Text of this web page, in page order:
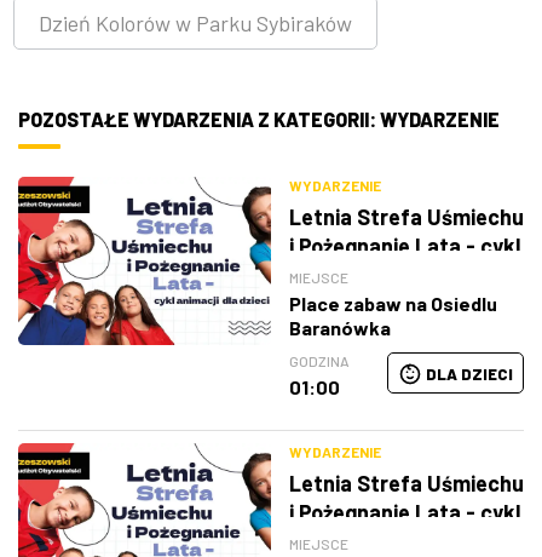
Dzień Kolorów w Parku Sybiraków
POZOSTAŁE WYDARZENIA Z KATEGORII: WYDARZENIE
WYDARZENIE
Letnia Strefa Uśmiechu
i Pożegnanie Lata - cykl
animacji dla dzieci
MIEJSCE
Place zabaw na Osiedlu
Baranówka
GODZINA
01:00
DLA DZIECI
WYDARZENIE
Letnia Strefa Uśmiechu
i Pożegnanie Lata - cykl
animacji dla dzieci
MIEJSCE